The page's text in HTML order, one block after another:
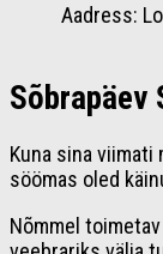
Aadress:
Sõbrapäev
Kuna sina viimati
söömas oled
Nõmmel